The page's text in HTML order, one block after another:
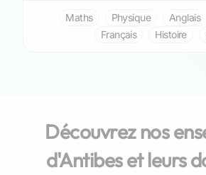
Maths Physique Anglais
Français
Histoire
Découvrez nos
d'Antibes et leurs